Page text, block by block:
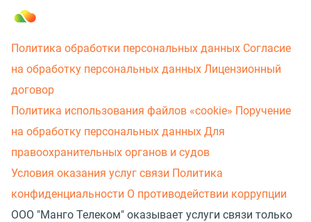
Политика обработки персональных данных Согласие
на обработку персональных данных Лицензионный
договор
Политика использования файлов «cookie» Поручение
на обработку персональных данных Для
правоохранительных органов и судов
Условия оказания услуг связи Политика
конфиденциальности О противодействии коррупции
ООО "Манго Телеком" оказывает услуги связи только